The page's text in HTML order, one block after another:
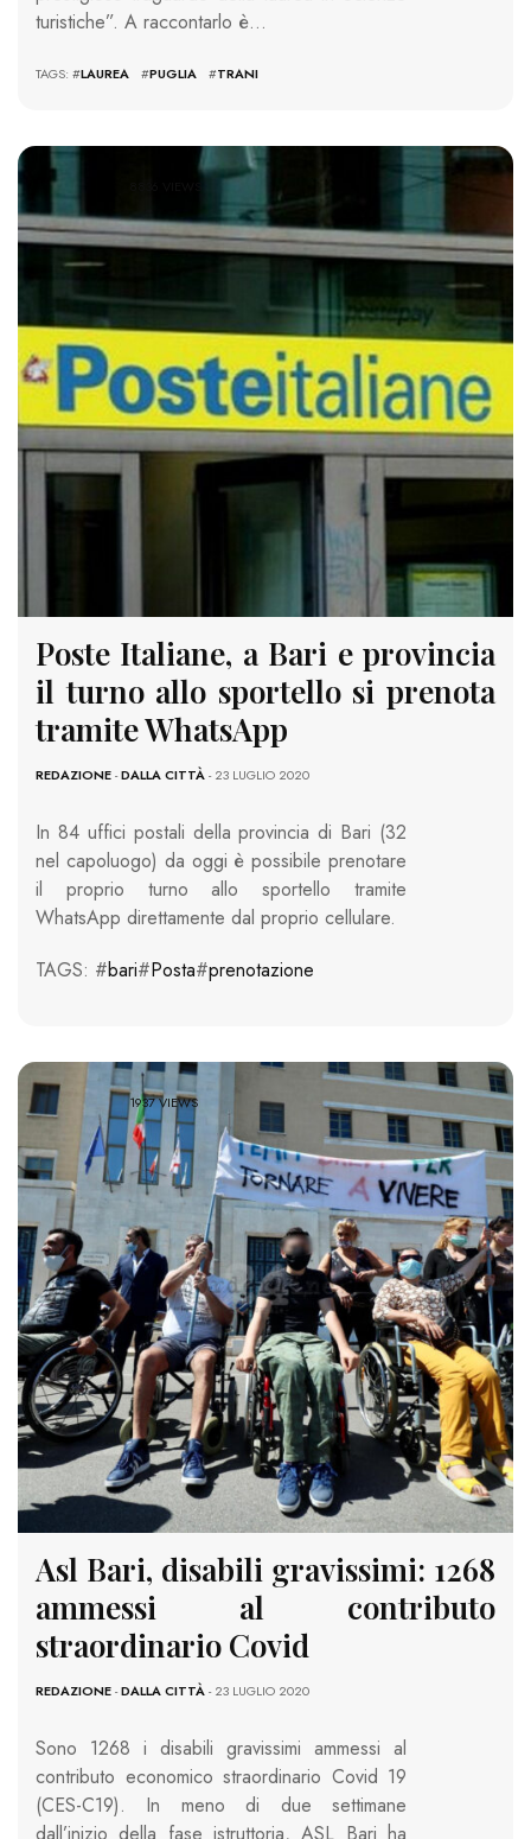
turistiche”. A raccontarlo è…
TAGS: #LAUREA #PUGLIA #TRANI
Poste Italiane, a Bari e provincia
il turno allo sportello si prenota
tramite WhatsApp
REDAZIONE-DALLA CITTÀ- 23 LUGLIO 2020
In 84 uffici postali della provincia di Bari (32
nel capoluogo) da oggi è possibile prenotare
il proprio turno allo sportello tramite
WhatsApp direttamente dal proprio cellulare.
TAGS: #bari#Posta#prenotazione
1937 VIEWS
Asl Bari, disabili gravissimi: 1268
ammessi al contributo
straordinario Covid
REDAZIONE-DALLA CITTÀ- 23 LUGLIO 2020
Sono 1268 i disabili gravissimi ammessi al
contributo economico straordinario Covid 19
(CES-C19). In meno di due settimane
dall’inizio della fase istruttoria, ASL Bari ha